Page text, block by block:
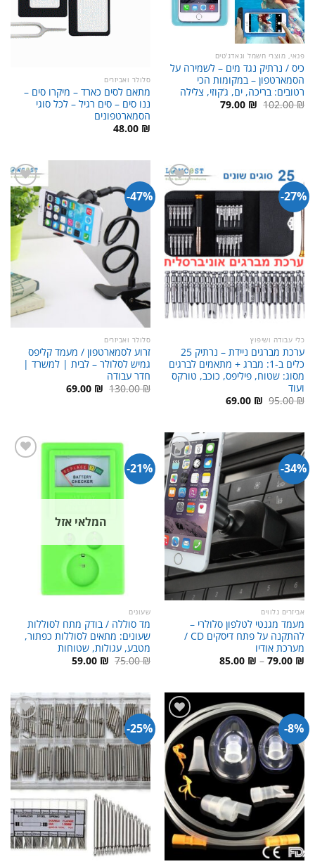
פנאי, מוצרי חשמל וגאדג'טים
כיס / נרתיק נגד מים – לשמירה על
הסמארטפון – במקומות הכי
רטובים: בריכה, ים, ג’קוזי, צלילה
102.00₪ המחיר
המקורי
79.00 ₪ המחיר
הנוכחי
סלולר ואביזרים
מתאם לסים כארד – מיקרו סים –
ננו סים – סים רגיל – לכל סוגי
הסמארטפונים
48.00 ₪
27%-
כלי עבודה ושיפוץ
ערכת מברגים ניידת – נרתיק 25
כלים ב-1: מברג + מתאמים לברגים
מסוג: שטוח, פיליפס, כוכב, טורקס
ועוד
95.00₪ המחיר
המקורי
69.00 ₪ המחיר
47%-
סלולר ואביזרים
זרוע לסמארטפון / מעמד קליפס
גמיש לסלולר – לבית | למשרד |
חדר עבודה
130.00₪ המחיר
המקורי
69.00 ₪ המחיר
34%-
אביזרים נלווים
מעמד מגנטי לטלפון סלולרי –
להתקנה על פתח דיסקים CD /
מערכת אודיו
79.00 ₪
–
85.00 ₪ טווח
⁦85.00 ₪⁩
21%-
המלאי אזל
שעונים
מד סוללה / בודק מתח לסוללות
שעונים: מתאים לסוללות כפתור,
מטבע, עגולות, שטוחות
75.00₪ המחיר59.00 ₪ המחיר
8%-
25%-